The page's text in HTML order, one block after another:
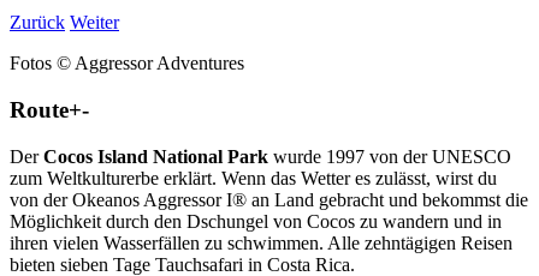
Zurück Weiter
Fotos © Aggressor Adventures
Route+-
DerCocos Island National Park wurde 1997 von der UNESCO
zum Weltkulturerbe erklärt. Wenn das Wetter es zulässt, wirst du
von der Okeanos Aggressor I® an Land gebracht und bekommst die
Möglichkeit durch den Dschungel von Cocos zu wandern und in
ihren vielen Wasserfällen zu schwimmen. Alle zehntägigen Reisen
bieten sieben Tage Tauchsafari in Costa Rica.